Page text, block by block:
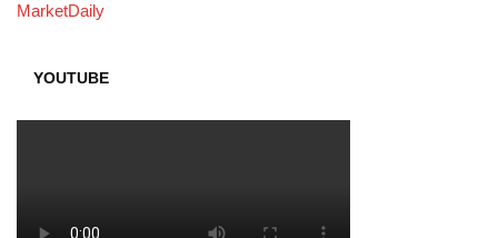
MarketDaily
YOUTUBE